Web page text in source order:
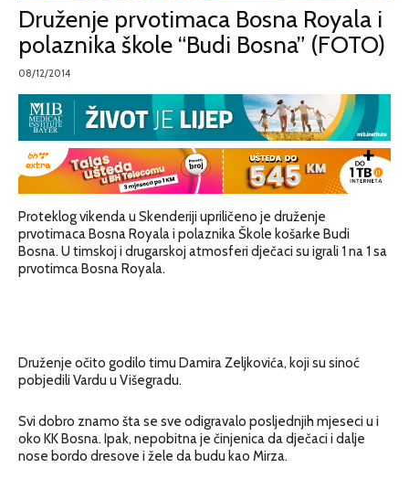
Druženje prvotimaca Bosna Royala i
polaznika škole “Budi Bosna” (FOTO)
08/12/2014
Proteklog vikenda u Skenderiji upriličeno je druženje
prvotimaca Bosna Royala i polaznika Škole košarke Budi
Bosna. U timskoj i drugarskoj atmosferi dječaci su igrali 1 na 1 sa
prvotimca Bosna Royala.
Druženje očito godilo timu Damira Zeljkovića, koji su sinoć
pobjedili Vardu u Višegradu.
Svi dobro znamo šta se sve odigravalo posljednjih mjeseci u i
oko KK Bosna. Ipak, nepobitna je činjenica da dječaci i dalje
nose bordo dresove i žele da budu kao Mirza.